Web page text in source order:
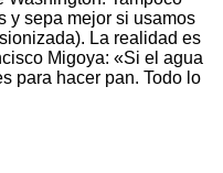
y sepa mejor si usamos
La realidad es
Migoya: «Si el agua
para hacer pan. Todo lo